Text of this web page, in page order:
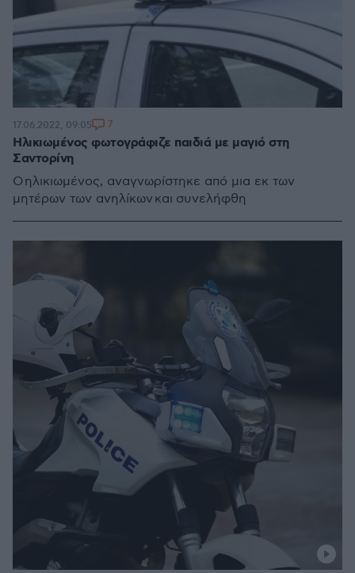
Ηλικιωμένος φωτογράφιζε παιδιά με μαγιό στη
Σαντορίνη
O ηλικιωμένος, αναγνωρίστηκε από μια εκ των
μητέρων των ανηλίκων και συνελήφθη
17.06.2022, 09:05 7